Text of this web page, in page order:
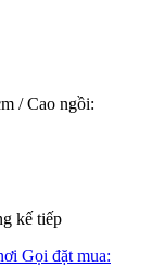
/ Cao ngồi:
kế tiếp
Gọi đặt mua: